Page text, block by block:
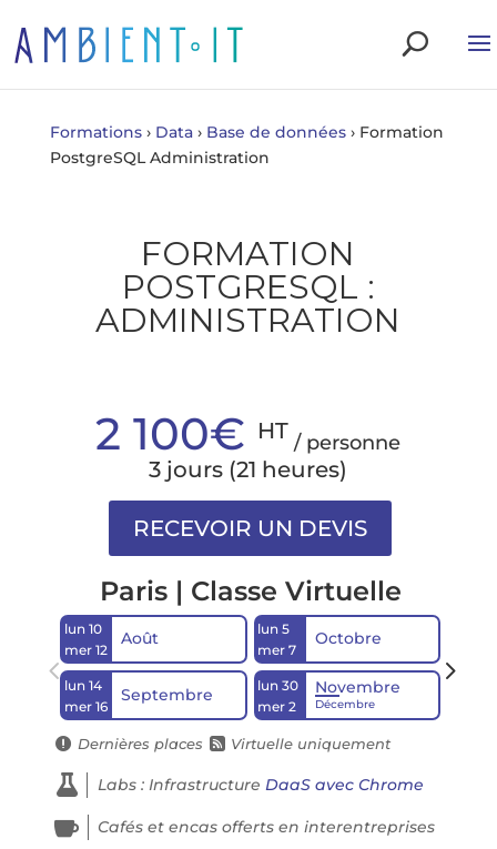
Formations › Data › Base de données › Formation
PostgreSQL Administration
FORMATION
POSTGRESQL :
ADMINISTRATION
2 100€ HT / personne
3 jours (21 heures)
Paris | Classe Virtuelle
lun 10
mer 12
Août
lun 14
mer 16
Septembre
lun 5
mer 7
Octobre
lun 30
mer 2
Novembre
Décembre
 Dernières places  Virtuelle uniquement
 Labs : Infrastructure DaaS avec Chrome
 Cafés et encas offerts en interentreprises